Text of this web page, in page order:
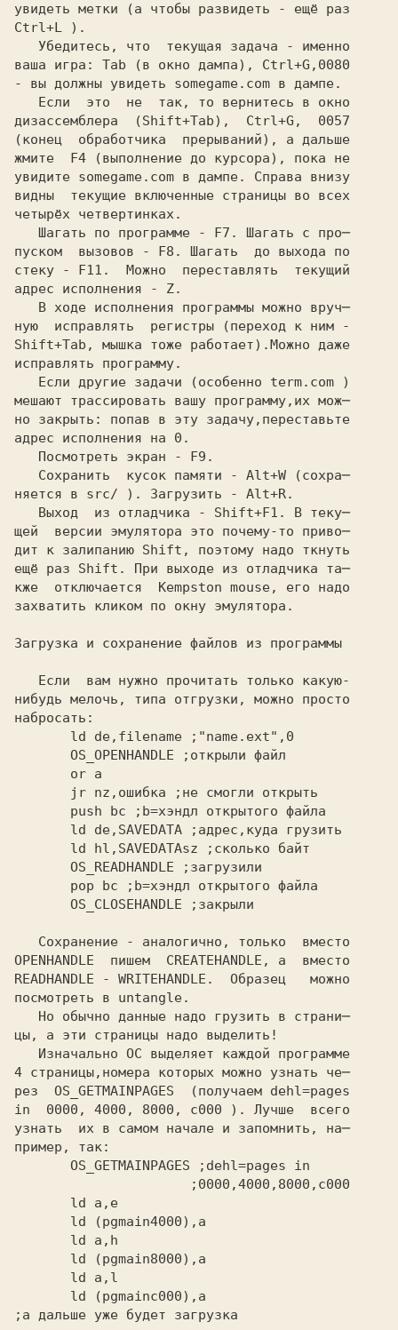
увидеть метки (а чтобы развидеть - ещё раз
Ctrl+L ).
ваша игра:
Tab (в окно дампа),
Ctrl+G,0080
- вы должны увидеть somegame.com в дампе.
дизассемблера
(Shift+Tab), Ctrl+G,
  0057
(конец  обработчика  прерываний), а дальше
жмите
F4 (выполнение до курсора), пока не
увидите somegame.com в дампе. Справа внизу
видны  текущие включенные страницы во всех
четырёх четвертинках.
   Шагать по программе -
F7.
Шагать с про─
пуском  вызовов -
F8.
Шагать  до выхода по
стеку -
F11.
  Можно  переставлять  текущий
адрес исполнения -
Z.
ную  исправлять  регистры (переход к ним -
Shift+Tab,
мышка тоже работает).Можно даже
исправлять программу.
   Если другие задачи (особенно
term.com )
мешают трассировать вашу программу,их мож─
но закрыть: попав в эту задачу,переставьте
адрес исполнения на 0.
   Посмотреть экран -
F9.
   Сохранить  кусок памяти -
Alt+W (сохра─
няется в src/ ). Загрузить -
Alt+R.
   Выход  из отладчика -
Shift+F1.
В теку─
щей  версии эмулятора это почему-то приво─
дит к залипанию Shift,
поэтому надо ткнуть
ещё раз Shift.
При выходе из отладчика та─
кже  отключается
Kempston mouse,
его надо
захватить кликом по окну эмулятора.
Загрузка и сохранение файлов из программы
нибудь мелочь, типа отгрузки, можно просто
       ld de,filename
       OS_OPENHANDLE
       jr nz,ошибка
       push bc
       ld de,SAVEDATA
       ld hl,SAVEDATAsz
       OS_READHANDLE
       pop bc
       OS_CLOSEHANDLE
;закрыли
   Сохранение - аналогично, только  вместо
OPENHANDLE
пишем CREATEHANDLE,
а  вместо
READHANDLE - WRITEHANDLE.
  Образец   можно
посмотреть в untangle.
цы, а эти страницы надо выделить!
4 страницы,номера которых можно узнать че─
рез
OS_GETMAINPAGES (получаем dehl=pages
in  0000, 4000, 8000, c000 ). Лучше  всего
узнать  их в самом начале и запомнить, на─
       OS_GETMAINPAGES
;dehl=pages in
       ld (pgmainc000),a
;а дальше уже будет загрузка